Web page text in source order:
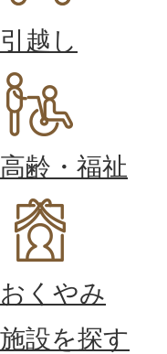
引越し
高齢・福祉
おくやみ
施設を探す